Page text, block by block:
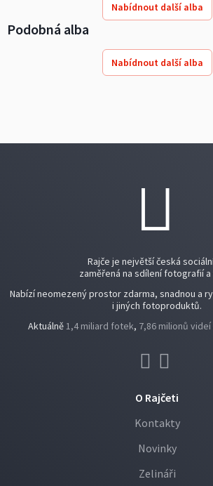
Nabídnout další alba
Podobná alba
Nabídnout další alba
Rajče je největší česká
zaměřená na sdílení fotografií a
Nabízí neomezený prostor zdarma, snadnou a
i jiných fotoproduktů.
Aktuálně1,4 miliard fotek, 7,86 milionů videí
O Rajčeti
Kontakty
Novinky
Zelináři